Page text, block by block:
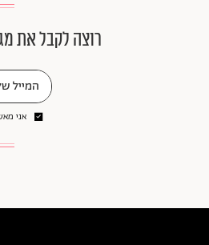
רוצה לקבל את
אני